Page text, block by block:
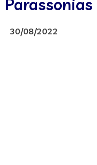
30/08/2022